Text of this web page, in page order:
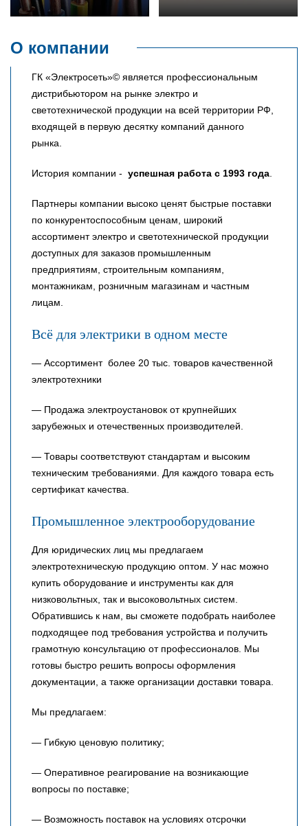
О компании
ГК «Электросеть»© является профессиональным
дистрибьютором на рынке электро и
светотехнической продукции на всей территории РФ,
входящей в первую десятку компаний данного
рынка.
История компании - успешная работа с 1993 года.
Партнеры компании высоко ценят быстрые поставки
по конкурентоспособным ценам, широкий
ассортимент электро и светотехнической продукции
доступных для заказов промышленным
предприятиям, строительным компаниям,
монтажникам, розничным магазинам и частным
лицам.
Всё для электрики в одном месте
— Ассортимент более 20 тыс. товаров качественной
электротехники
— Продажа электроустановок от крупнейших
зарубежных и отечественных производителей.
— Товары соответствуют стандартам и высоким
техническим требованиями. Для каждого товара есть
сертификат качества.
Промышленное электрооборудование
Для юридических лиц мы предлагаем
электротехническую продукцию оптом. У нас можно
купить оборудование и инструменты как для
низковольтных, так и высоковольтных систем.
Обратившись к нам, вы сможете подобрать наиболее
подходящее под требования устройства и получить
грамотную консультацию от профессионалов. Мы
готовы быстро решить вопросы оформления
документации, а также организации доставки товара.
Мы предлагаем:
— Гибкую ценовую политику;
— Оперативное реагирование на возникающие
вопросы по поставке;
— Возможность поставок на условиях отсрочки